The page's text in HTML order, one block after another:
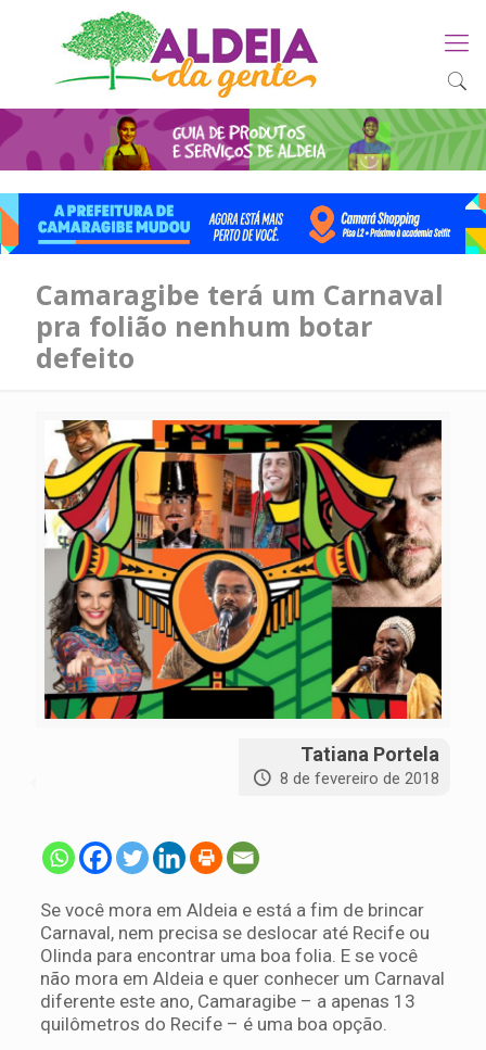
Camaragibe terá um Carnaval
pra folião nenhum botar
defeito
Tatiana Portela
8 de fevereiro de 2018
Se você mora em Aldeia e está a fim de brincar
Carnaval, nem precisa se deslocar até Recife ou
Olinda para encontrar uma boa folia. E se você
não mora em Aldeia e quer conhecer um Carnaval
diferente este ano, Camaragibe – a apenas 13
quilômetros do Recife – é uma boa opção.